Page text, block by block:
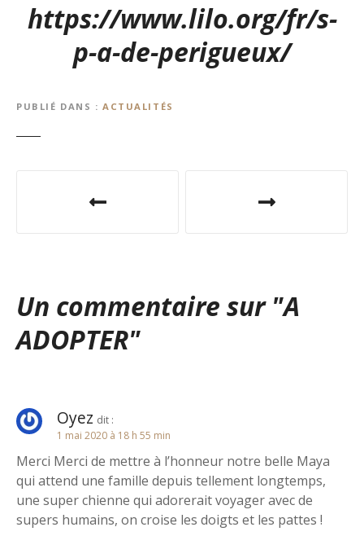
https://www.lilo.org/fr/s-
p-a-de-perigueux/
PUBLIÉ DANS ACTUALITÉS
g
a
i
o
n
d
Un commentaire sur "A
ADOPTER"
Oyez dit :
1 mai 2020 à 18 h 55 min
Merci Merci de mettre à l’honneur notre belle Maya
qui attend une famille depuis tellement longtemps,
une super chienne qui adorerait voyager avec de
supers humains, on croise les doigts et les pattes !